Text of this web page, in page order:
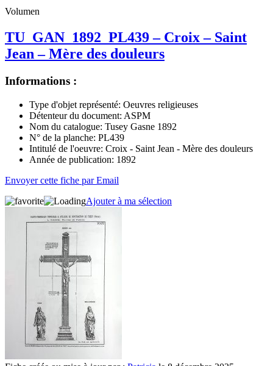
Volumen
TU_GAN_1892_PL439 – Croix – Saint
Jean – Mère des douleurs
Informations :
Type d'objet représenté: Oeuvres religieuses
Détenteur du document: ASPM
Nom du catalogue: Tusey Gasne 1892
N° de la planche: PL439
Intitulé de l'oeuvre: Croix - Saint Jean - Mère des douleurs
Année de publication: 1892
Envoyer cette fiche par Email
Ajouter à ma sélection